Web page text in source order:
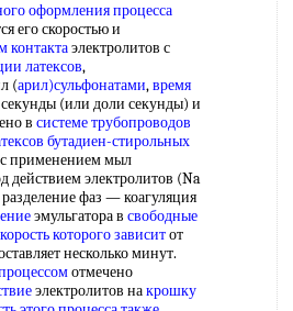
оформления процесса
его скоростью и
контактаэлектролитов с
латексов,
(арил)сульфонатами,время
секунды (или доли секунды) и
в системе трубопроводов
бутадиен-стирольных
применением мыл
действием электролитов (Na
фаз — коагуляция
эмульгатора в свободные
которого зависитот
несколько минут.
отмечено
электролитов накрошку